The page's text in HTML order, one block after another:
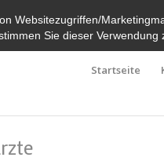
Websitezugriffen/
Sie dieser Verwendung
Startseite